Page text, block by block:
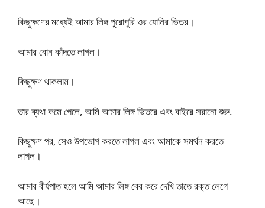
কিছুক্ষণের মধ্যেই আমার লিঙ্গ পুরোপুরি ওর যোনির ভিতর।
আমার বোন কাঁদতে লাগল।
কিছুক্ষণ থাকলাম।
তার ব্যথা কমে গেলে, আমি আমার লিঙ্গ ভিতরে এবং বাইরে সরানো শুরু.
কিছুক্ষণ পর, সেও উপভোগ করতে লাগল এবং আমাকে সমর্থন করতে
লাগল।
আমার বীর্যপাত হলে আমি আমার লিঙ্গ বের করে দেখি তাতে রক্ত ​​লেগে
আছে।